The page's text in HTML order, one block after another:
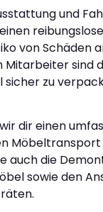
und
von Schäden
Mitarbeiter sind
sicher zu
dir einen
Möbeltransport
auch die
sowie den